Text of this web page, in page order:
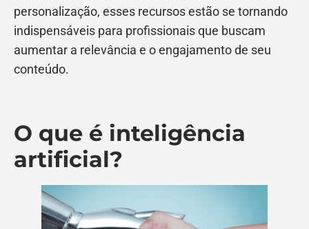
personalização, esses recursos estão se tornando
indispensáveis para profissionais que buscam
aumentar a relevância e o engajamento de seu
conteúdo.
O que é inteligência
artificial?